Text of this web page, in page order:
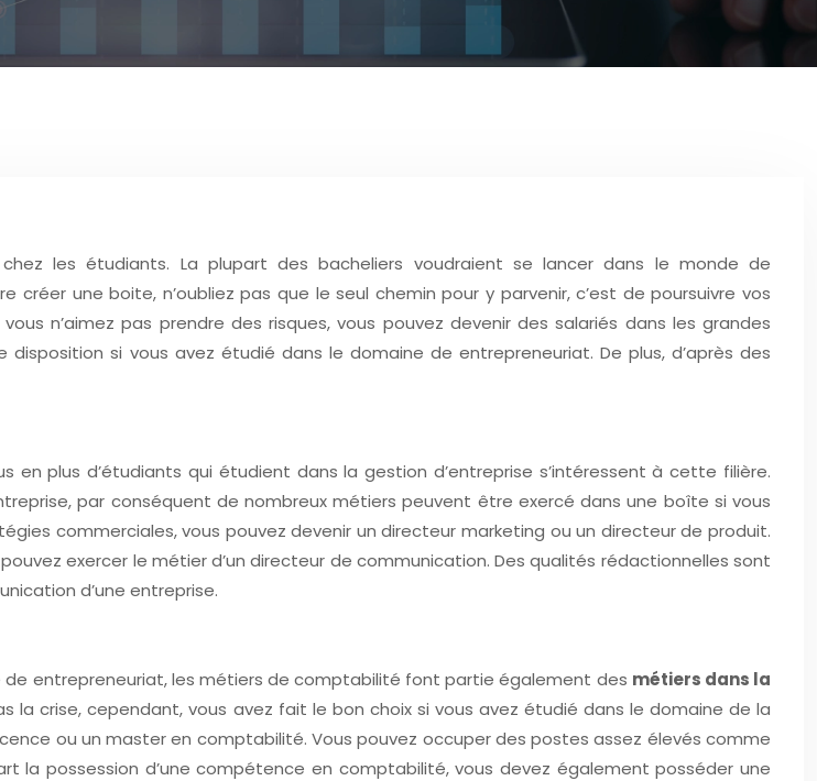
les étudiants. La plupart des bacheliers voudraient se lancer dans le monde de
une boite, n’oubliez pas que le seul chemin pour y parvenir, c’est de poursuivre vos
n’aimez pas prendre des risques, vous pouvez devenir des salariés dans les grandes
disposition si vous avez étudié dans le domaine de entrepreneuriat. De plus, d’après des
plus d’étudiants qui étudient dans la gestion d’entreprise s’intéressent à cette filière.
par conséquent de nombreux métiers peuvent être exercé dans une boîte si vous
commerciales, vous pouvez devenir un directeur marketing ou un directeur de produit.
exercer le métier d’un directeur de communication. Des qualités rédactionnelles sont
d’une entreprise.
entrepreneuriat, les métiers de comptabilité font partie également des métiers dans la
la crise, cependant, vous avez fait le bon choix si vous avez étudié dans le domaine de la
ou un master en comptabilité. Vous pouvez occuper des postes assez élevés comme
la possession d’une compétence en comptabilité, vous devez également posséder une